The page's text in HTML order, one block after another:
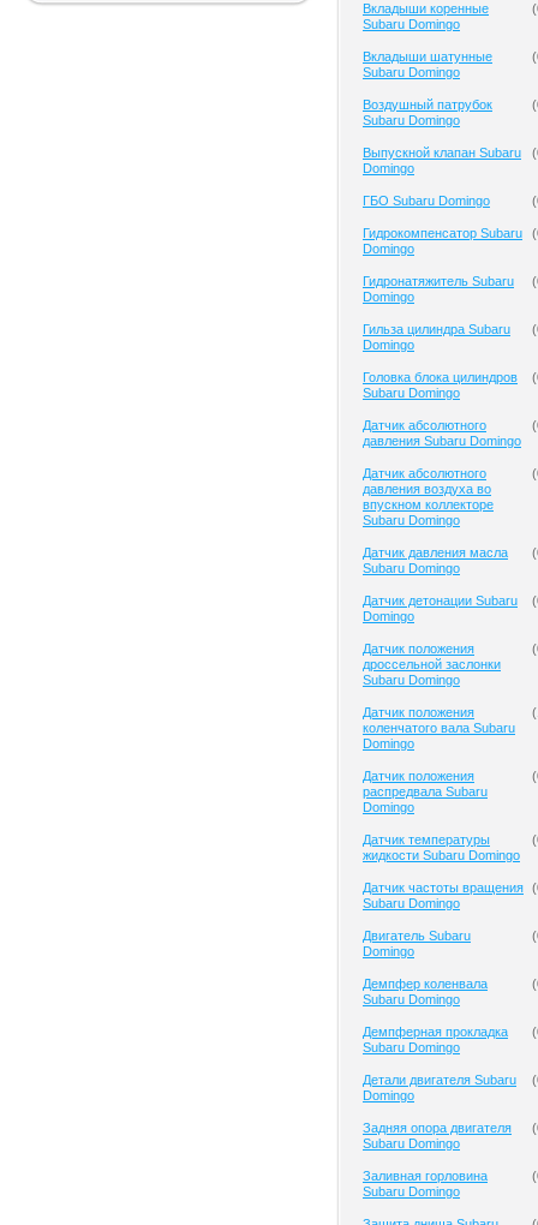
Вкладыши коренные
Subaru Domingo
(
Вкладыши шатунные
Subaru Domingo
(
Воздушный патрубок
Subaru Domingo
(
Выпускной клапан Subaru
Domingo
(
ГБО Subaru Domingo (
Гидрокомпенсатор Subaru
Domingo
(
Гидронатяжитель Subaru
Domingo
(
Гильза цилиндра Subaru
Domingo
(
Головка блока цилиндров
Subaru Domingo
(
Датчик абсолютного
давления Subaru Domingo
(
Датчик абсолютного
давления воздуха во
впускном коллекторе
Subaru Domingo
(
Датчик давления масла
Subaru Domingo
(
Датчик детонации Subaru
Domingo
(
Датчик положения
дроссельной заслонки
Subaru Domingo
(
Датчик положения
коленчатого вала Subaru
Domingo
(
Датчик положения
распредвала Subaru
Domingo
(
Датчик температуры
жидкости Subaru Domingo
(
Датчик частоты вращения
Subaru Domingo
(
Двигатель Subaru
Domingo
(
Демпфер коленвала
Subaru Domingo
(
Демпферная прокладка
Subaru Domingo
(
Детали двигателя Subaru
Domingo
(
Задняя опора двигателя
Subaru Domingo
(
Заливная горловина
Subaru Domingo
(